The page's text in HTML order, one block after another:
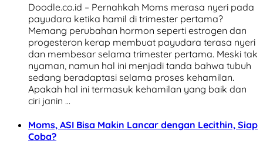
Doodle.co.id – Pernahkah Moms merasa nyeri pada
payudara ketika hamil di trimester pertama?
Memang perubahan hormon seperti estrogen dan
progesteron kerap membuat payudara terasa nyeri
dan membesar selama trimester pertama. Meski tak
nyaman, namun hal ini menjadi tanda bahwa tubuh
sedang beradaptasi selama proses kehamilan.
Apakah hal ini termasuk kehamilan yang baik dan
ciri janin …
Moms, ASI Bisa Makin Lancar dengan Lecithin, Siap
Coba?